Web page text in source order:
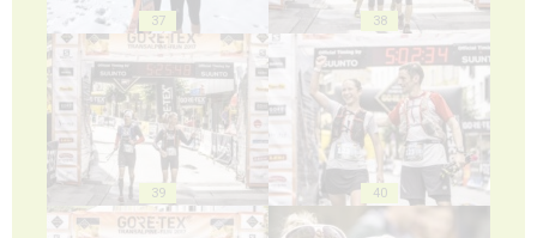
37 38
39 40